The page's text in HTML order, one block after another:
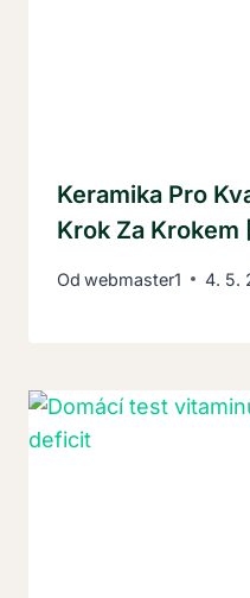
Keramika Pro
Krok Za Krokem
Od webmaster1 4. 5.